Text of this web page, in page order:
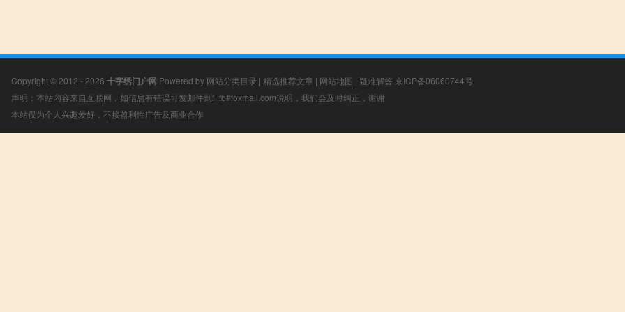
Copyright © 2012 - 2026 十字绣门户网 Powered by 网站分类目录 | 精选推荐文章 | 网站地图 | 疑难解答 京ICP备06060744号
声明：本站内容来自互联网，如信息有错误可发邮件到f_fb#foxmail.com说明，我们会及时纠正，谢谢
本站仅为个人兴趣爱好，不接盈利性广告及商业合作